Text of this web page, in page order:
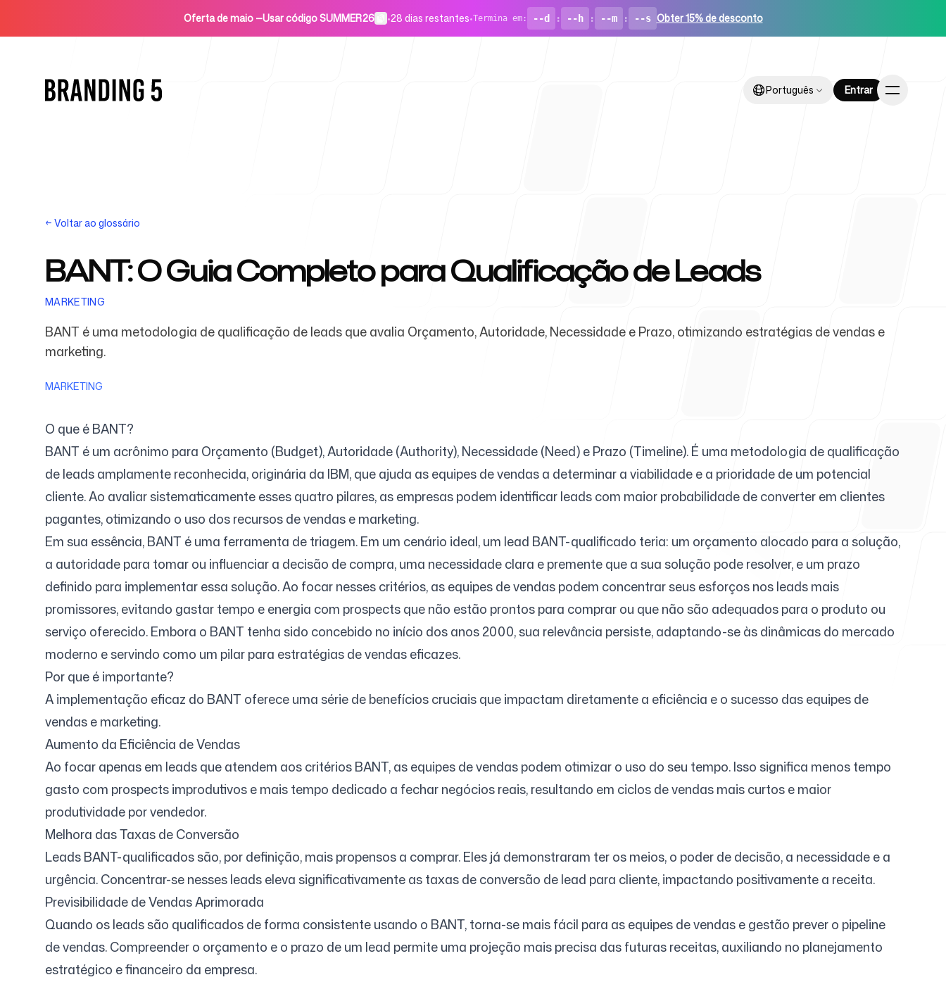
Oferta de maio—Usar código SUMMER26 •28 dias restantes•Termina em: --d : --h : --m : --s Obter 15% de desconto
Português Entrar
Português Entrar
Para agências Blog
Preços
Ferramentas Gratuitas FAQ
Contato
Entrar Cadastrar-se
← Voltar ao glossário
BANT: O Guia Completo para Qualificação de Leads
MARKETING
BANT é uma metodologia de qualificação de leads que avalia Orçamento, Autoridade, Necessidade e Prazo, otimizando estratégias de vendas e
marketing.
MARKETING
O que é BANT?
BANT é um acrônimo para Orçamento (Budget), Autoridade (Authority), Necessidade (Need) e Prazo (Timeline). É uma metodologia de qualificação
de leads amplamente reconhecida, originária da IBM, que ajuda as equipes de vendas a determinar a viabilidade e a prioridade de um potencial
cliente. Ao avaliar sistematicamente esses quatro pilares, as empresas podem identificar leads com maior probabilidade de converter em clientes
pagantes, otimizando o uso dos recursos de vendas e marketing.
Em sua essência, BANT é uma ferramenta de triagem. Em um cenário ideal, um lead BANT-qualificado teria: um orçamento alocado para a solução,
a autoridade para tomar ou influenciar a decisão de compra, uma necessidade clara e premente que a sua solução pode resolver, e um prazo
definido para implementar essa solução. Ao focar nesses critérios, as equipes de vendas podem concentrar seus esforços nos leads mais
promissores, evitando gastar tempo e energia com prospects que não estão prontos para comprar ou que não são adequados para o produto ou
serviço oferecido. Embora o BANT tenha sido concebido no início dos anos 2000, sua relevância persiste, adaptando-se às dinâmicas do mercado
moderno e servindo como um pilar para estratégias de vendas eficazes.
Por que é importante?
A implementação eficaz do BANT oferece uma série de benefícios cruciais que impactam diretamente a eficiência e o sucesso das equipes de
vendas e marketing.
Aumento da Eficiência de Vendas
Ao focar apenas em leads que atendem aos critérios BANT, as equipes de vendas podem otimizar o uso do seu tempo. Isso significa menos tempo
gasto com prospects improdutivos e mais tempo dedicado a fechar negócios reais, resultando em ciclos de vendas mais curtos e maior
produtividade por vendedor.
Melhora das Taxas de Conversão
Leads BANT-qualificados são, por definição, mais propensos a comprar. Eles já demonstraram ter os meios, o poder de decisão, a necessidade e a
urgência. Concentrar-se nesses leads eleva significativamente as taxas de conversão de lead para cliente, impactando positivamente a receita.
Previsibilidade de Vendas Aprimorada
Quando os leads são qualificados de forma consistente usando o BANT, torna-se mais fácil para as equipes de vendas e gestão prever o pipeline
de vendas. Compreender o orçamento e o prazo de um lead permite uma projeção mais precisa das futuras receitas, auxiliando no planejamento
estratégico e financeiro da empresa.